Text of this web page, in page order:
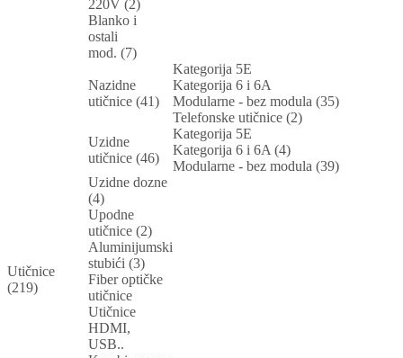
220V (2)
Blanko i
ostali
mod. (7)
Utičnice
(219)
Nazidne
utičnice (41)
Kategorija 5E
Kategorija 6 i 6A
Modularne - bez modula (35)
Telefonske utičnice (2)
Uzidne
utičnice (46)
Kategorija 5E
Kategorija 6 i 6A (4)
Modularne - bez modula (39)
Uzidne dozne
(4)
Upodne
utičnice (2)
Aluminijumski
stubići (3)
Fiber optičke
utičnice
Utičnice
HDMI,
USB..